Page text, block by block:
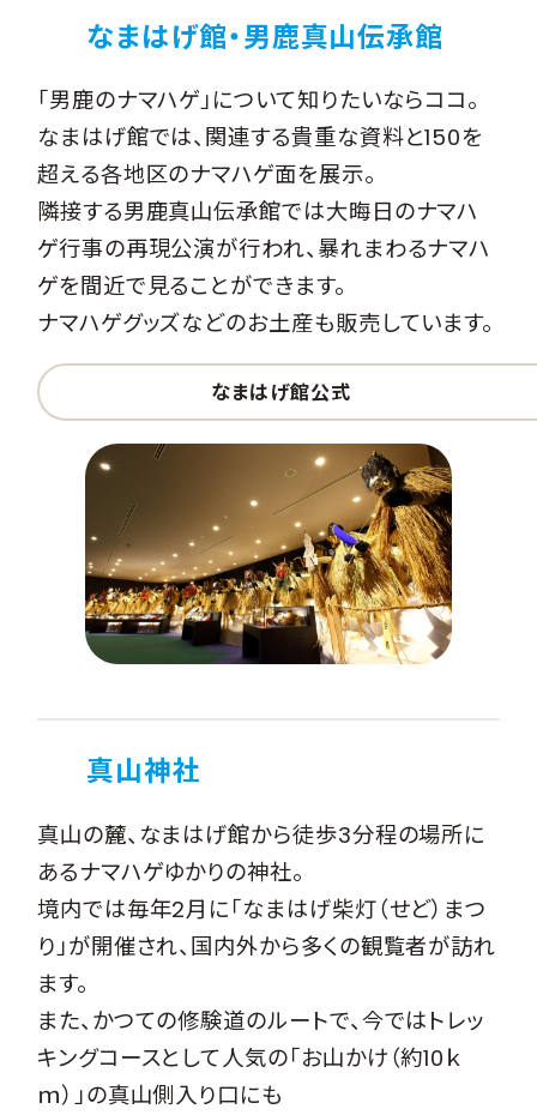
なまはげ館・男鹿真山伝承館
「男鹿のナマハゲ」について知りたいならココ。
なまはげ館では、関連する貴重な資料と150を
超える各地区のナマハゲ面を展示。
隣接する男鹿真山伝承館では大晦日のナマハ
ゲ行事の再現公演が行われ、暴れまわるナマハ
ゲを間近で見ることができます。
ナマハゲグッズなどのお土産も販売しています。
なまはげ館公式
真山神社
真山の麓、なまはげ館から徒歩3分程の場所に
あるナマハゲゆかりの神社。
境内では毎年2月に「なまはげ柴灯（せど）まつ
り」が開催され、国内外から多くの観覧者が訪れ
ます。
また、かつての修験道のルートで、今ではトレッ
キングコースとして人気の「お山かけ（約10ｋ
ｍ）」の真山側入り口にも